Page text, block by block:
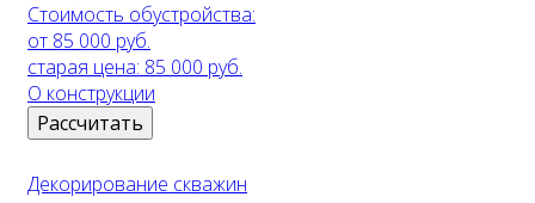
Стоимость обустройства:
от 85 000 руб.
старая цена: 85 000 руб.
О конструкции
Рассчитать
Декорирование скважин